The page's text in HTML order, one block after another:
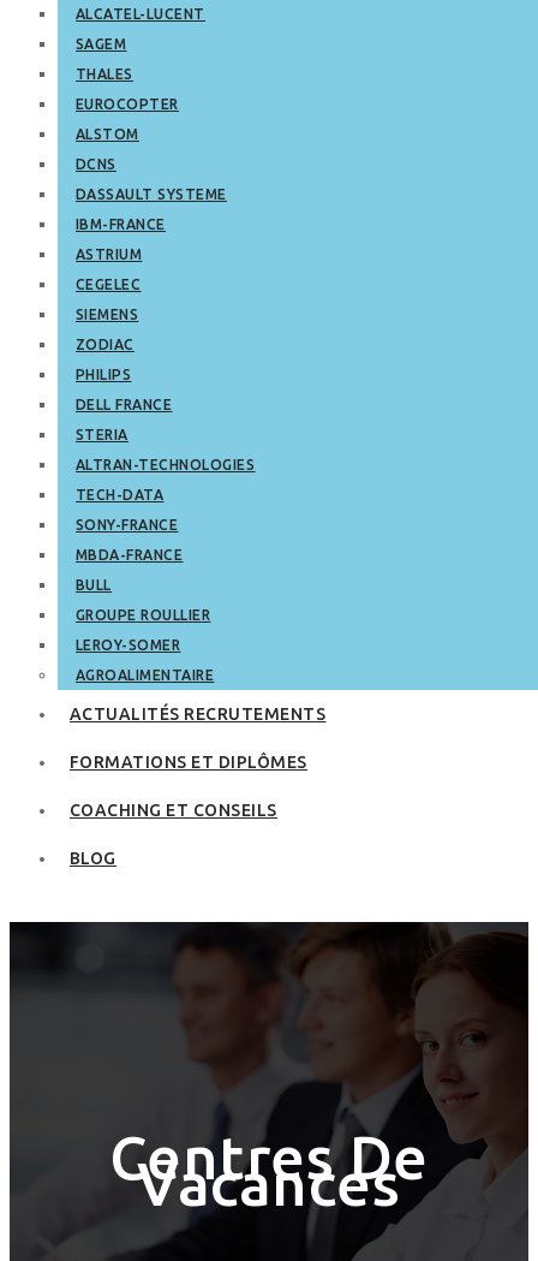
ALCATEL-LUCENT
SAGEM
THALES
EUROCOPTER
ALSTOM
DCNS
DASSAULT SYSTEME
IBM-FRANCE
ASTRIUM
CEGELEC
SIEMENS
ZODIAC
PHILIPS
DELL FRANCE
STERIA
ALTRAN-TECHNOLOGIES
TECH-DATA
SONY-FRANCE
MBDA-FRANCE
BULL
GROUPE ROULLIER
LEROY-SOMER
AGROALIMENTAIRE
ACTUALITÉS RECRUTEMENTS
FORMATIONS ET DIPLÔMES
COACHING ET CONSEILS
BLOG
Centres De
Vacances